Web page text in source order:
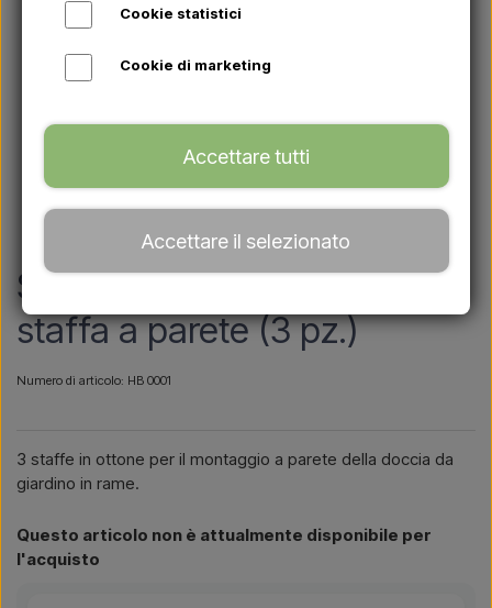
Supporto per tubi in ottone /
staffa a parete (3 pz.)
Numero di articolo: HB 0001
3 staffe in ottone per il montaggio a parete della doccia da
giardino in rame.
Questo articolo non è attualmente disponibile per
l'acquisto
Cookie statistici
Cookie di marketing
Accettare tutti
Accettare il selezionato